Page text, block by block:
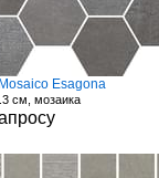
Esagona
см, мозаика